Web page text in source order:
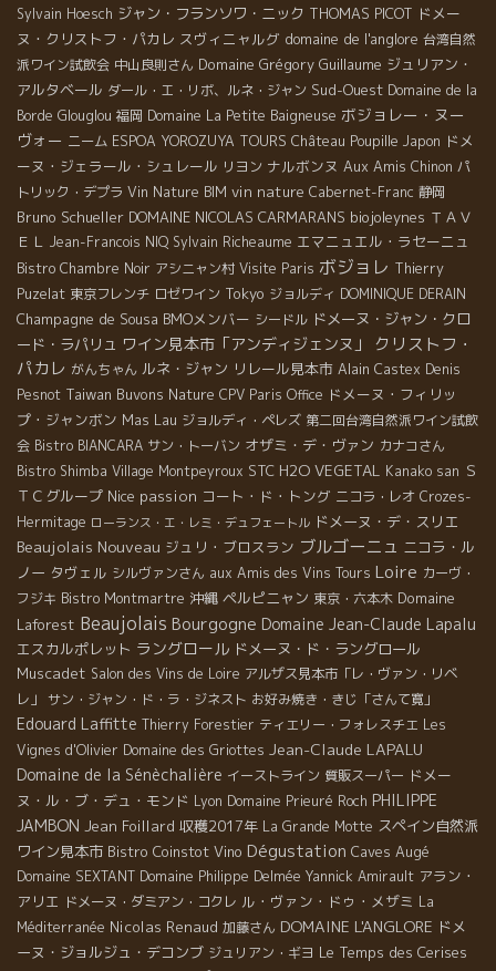
Sylvain Hoesch ジャン・フランソワ・ニック THOMAS PICOT ドメー
ヌ・クリストフ・パカレ スヴィニャルグ domaine de l'anglore 台湾自然
派ワイン試飲会 中山良則さん Domaine Grégory Guillaume ジュリアン・
アルタベール ダール・エ・リボ、ルネ・ジャン Sud-Ouest Domaine de la
Borde Glouglou 福岡 Domaine La Petite Baigneuse ボジョレー・ヌー
ヴォー ニーム ESPOA YOROZUYA TOURS Château Poupille Japon ドメ
ーヌ・ジェラール・シュレール リヨン ナルボンヌ Aux Amis Chinon パ
トリック・デプラ Vin Nature BIM vin nature Cabernet-Franc 静岡
Bruno Schueller DOMAINE NICOLAS CARMARANS biojoleynes ＴＡＶ
ＥＬ
Jean-Francois NIQ Sylvain Richeaume エマニュエル・ラセーニュ
Bistro Chambre Noir アシニャン村 Visite Paris ボジョレ Thierry
Puzelat 東京フレンチ ロゼワイン Tokyo ジョルディ DOMINIQUE DERAIN
Champagne de Sousa BMOメンバー シードル ドメーヌ・ジャン・クロ
ード・ラパリュ ワイン見本市「アンディジェンヌ」
クリストフ・
パカレ がんちゃん ルネ・ジャン リレール見本市 Alain Castex Denis
Pesnot Taiwan Buvons Nature CPV Paris Office ドメーヌ・フィリッ
プ・ジャンボン Mas Lau ジョルディ・ペレズ 第二回台湾自然派ワイン試飲
会 Bistro BIANCARA サン・トーバン オザミ・デ・ヴァン カナコさん
Bistro Shimba Village Montpeyroux STC H2O VEGETAL Kanako san Ｓ
ＴＣグループ Nice passion コート・ド・トング ニコラ・レオ Crozes-
Hermitage ローランス・エ・レミ・デュフェートル ドメーヌ・デ・スリエ
Beaujolais Nouveau ジュリ・ブロスラン ブルゴーニュ ニコラ・ル
ノー タヴェル シルヴァンさん aux Amis des Vins Tours Loire カーヴ・
フジキ Bistro Montmartre 沖縄 ペルピニャン 東京・六本木 Domaine
Laforest Beaujolais Bourgogne Domaine Jean-Claude Lapalu
エスカルポレット ラングロール ドメーヌ・ド・ラングロール
Muscadet Salon des Vins de Loire アルザス見本市「レ・ヴァン・リベ
レ」 サン・ジャン・ド・ラ・ジネスト お好み焼き・きじ「さんて寛」
Edouard Laffitte Thierry Forestier ティエリー・フォレスチエ Les
Vignes d'Olivier Domaine des Griottes Jean-Claude LAPALU
Domaine de la Sénèchalière イーストライン 質販スーパー ドメー
ヌ・ル・ブ・デュ・モンド Lyon Domaine Prieuré Roch PHILIPPE
JAMBON Jean Foillard 収穫2017年 La Grande Motte スペイン自然派
ワイン見本市 Bistro Coinstot Vino Dégustation Caves Augé
Domaine SEXTANT Domaine Philippe Delmée Yannick Amirault アラン・
アリエ ドメーヌ・ダミアン・コクレ ル・ヴァン・ドゥ・メザミ La
Méditerranée Nicolas Renaud 加藤さん DOMAINE L'ANGLORE ドメ
ーヌ・ジョルジュ・デコンブ ジュリアン・ギヨ Le Temps des Cerises